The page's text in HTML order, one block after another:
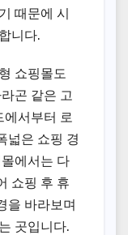
때문에 시
니다.
쇼핑몰도
곤 같은 고
서부터 로
넓은 쇼핑 경
에서는 다
쇼핑 후 휴
을 바라보며
곳입니다.